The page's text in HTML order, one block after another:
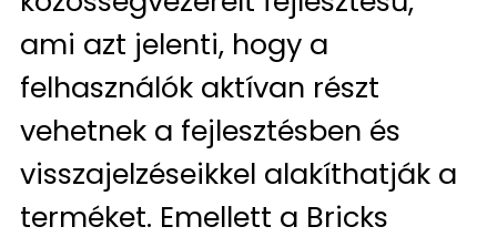
ami azt jelenti, hogy a
felhasználók aktívan részt
vehetnek a fejlesztésben és
visszajelzéseikkel alakíthatják a
terméket. Emellett a Bricks